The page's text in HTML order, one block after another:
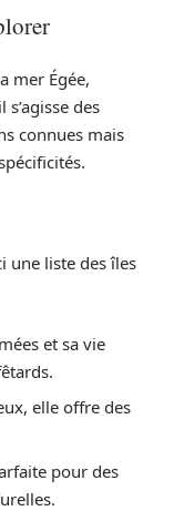
mer Égée,
des
connues mais
une liste des îles
et sa vie
elle offre des
pour des